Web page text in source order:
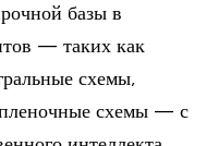
базы в
— таких как
схемы,
схемы — с